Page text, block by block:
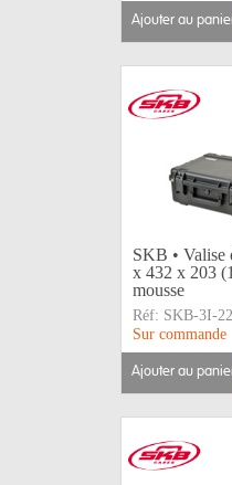
ajouter au
SKB • Valise
x 432 x 203
mousse
Réf: SKB-3I-
Sur commande
ajouter au